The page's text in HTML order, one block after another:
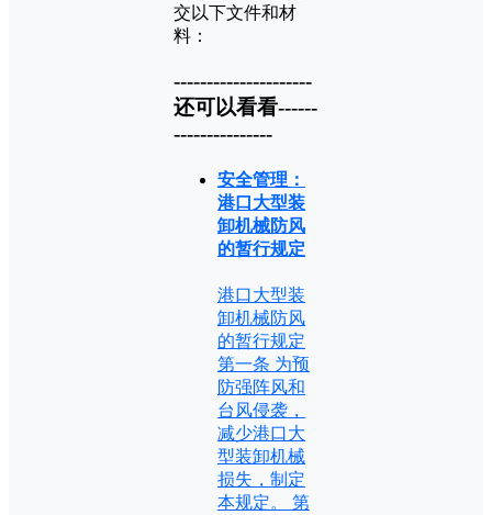
交以下文件和材
料：
---------------------
还可以看看------
---------------
安全管理：
港口大型装
卸机械防风
的暂行规定
港口大型装
卸机械防风
的暂行规定
第一条 为预
防强阵风和
台风侵袭，
减少港口大
型装卸机械
损失，制定
本规定。 第